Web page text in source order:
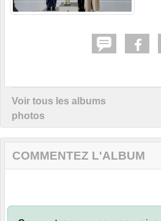
Voir tous les albums
photos
COMMENTEZ L'ALBUM